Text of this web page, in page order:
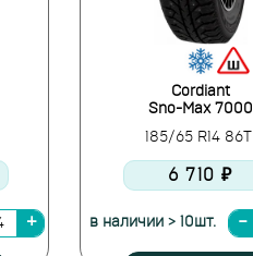
Cordiant
Sno-Max 7000
185/65 R14 86T
6 710 ₽
в наличии > 10шт.